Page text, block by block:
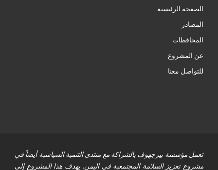
الصفحة الرئيسية
المصادر
المحافظات
عن المشروع
للتواصل معنا
تعمل مؤسسة بيرجهوف بالشراكة مع منتدى التنمية السياسية أيضاً في
مشروع تعزيز السلامة المجتمعية في اليمن. يهدف هذا المشروع إلى